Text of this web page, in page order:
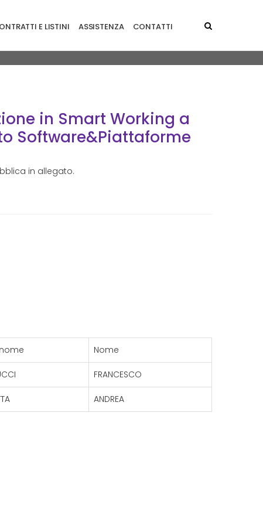
E LISTINI ASSISTENZA CONTATTI
in Smart Working a
Software&Piattaforme
in allegato.
Nome
FRANCESCO
ANDREA